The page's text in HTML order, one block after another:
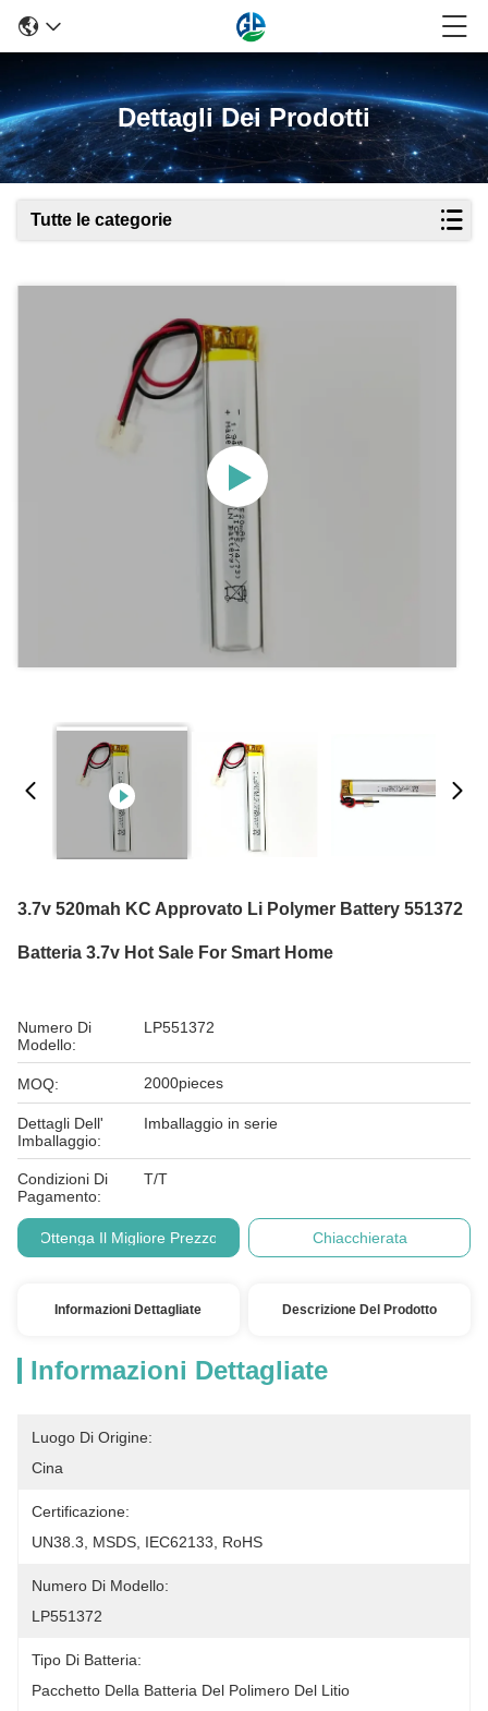
Dettagli Dei Prodotti
Tutte le categorie
3.7v 520mah KC Approvato Li Polymer Battery 551372
Batteria 3.7v Hot Sale For Smart Home
Numero Di
Modello:
LP551372
MOQ: 2000pieces
Dettagli Dell'
Imballaggio:
Imballaggio in serie
Condizioni Di
Pagamento:
T/T
Ottenga Il Migliore Prezzo Chiacchierata
Informazioni Dettagliate Descrizione Del Prodotto
Informazioni Dettagliate
Luogo Di Origine:
Cina
Certificazione:
UN38.3, MSDS, IEC62133, RoHS
Numero Di Modello:
LP551372
Tipo Di Batteria:
Pacchetto Della Batteria Del Polimero Del Litio